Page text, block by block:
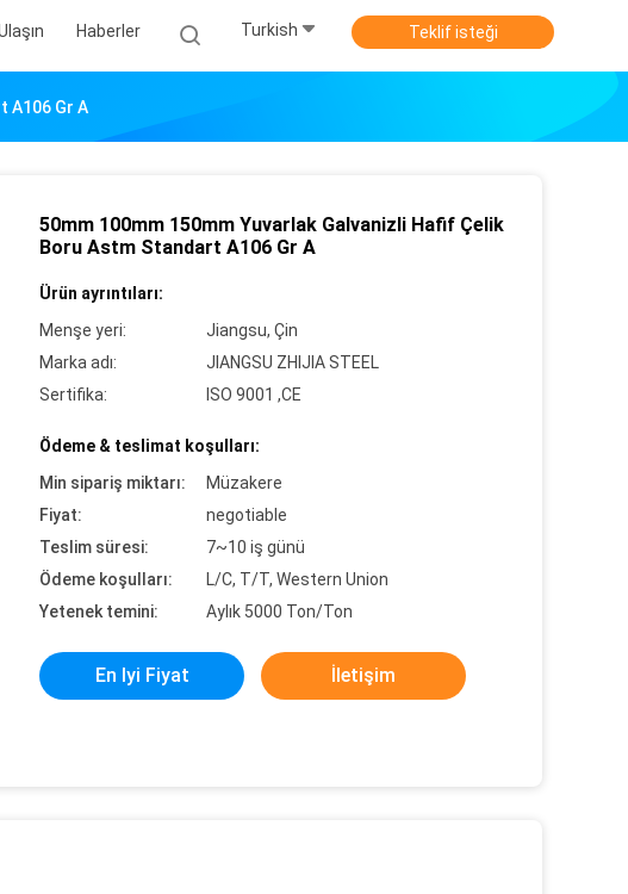
Haberler Turkish Teklif isteği
A106 Gr A
50mm 100mm 150mm Yuvarlak Galvanizli Hafif Çelik
Boru Astm Standart A106 Gr A
Ürün ayrıntıları:
Menşe yeri:
Jiangsu, Çin
Marka adı:
JIANGSU ZHIJIA STEEL
Sertifika:
ISO 9001 ,CE
Ödeme & teslimat koşulları:
Min sipariş miktarı:
Müzakere
Fiyat:
negotiable
Teslim süresi:
7~10 iş günü
Ödeme koşulları:
L/C, T/T, Western Union
Yetenek temini:
Aylık 5000 Ton/Ton
En Iyi Fiyat İletişim